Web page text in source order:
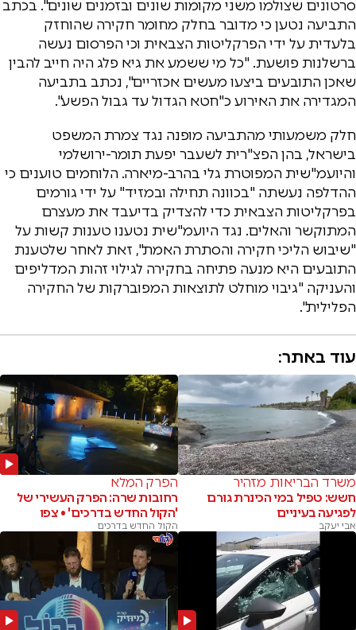
סרטונים שצולמו משני מקומות שונים ובזמנים שונים". בכתב
התביעה נטען כי מדובר בחלק מחומר חקירה שהוחזק
בלעדית על ידי הפרקליטות הצבאית וכי הפרסום נעשה
ברשלנות פושעת. "כל מי ששמע את גיא פלג היה חייב להבין
שאכן התובעים ביצעו מעשים אכזריים", נכתב בתביעה
המגדירה את האירוע כ"חטא הגדול עד גבול הפשע".
חלק משמעותי מהתביעה מופנה נגד צמרת המשפט
בישראל, בהן הפצ"רית לשעבר יפעת תומר-ירושלמי
והיועמ"שית המפוטרת גלי בהרב-מיארה. הלוחמים טוענים כי
ההדלפה נעשתה "בכוונה תחילה ובמזיד" על ידי גורמים
בפרקליטות הצבאית כדי להצדיק בדיעבד את מעצרם
המתוקשר והאלים. נגד היועמ"שית נטענו טענות קשות על
"שיבוש הליכי חקירה והסתרת האמת", זאת לאחר שלטענת
התובעים היא מנעה פתיחה בחקירה לגילוי זהות המדליפים
והעניקה "גיבוי מוחלט לתוצאות המפוברקות של החקירה
הפלילית".
עוד באתר:
משרד הבריאות מזהיר
חשש: טפיל במי הכינרת גורם
לפגיעה בעיניים
אבי יעקב
הפרק המלא
רחובות שרה: הפרק העשירי של
'הקול החדש בדרכים' • צפו
הקול החדש בדרכים